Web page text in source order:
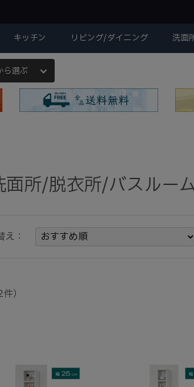
ら選ぶ
キッチン リビング/ダイニング 洗面
面所/脱衣所/バスルーム
え：
）